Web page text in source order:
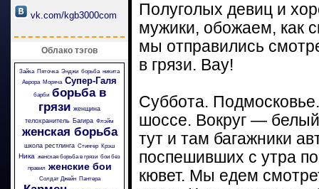
vk.com/kgb3000com
Облако тэгов
Зайка Пяточка Энджи борьба никита
Аврора Моряча Супер-Галя
барби борьба в
грязи женщина
телохранитель Багира Флэйм
женская борьба
школа рестлинга Стингер Крэш
Ника женская борьба в грязи бои без
правил женские бои
Солдат Джейн Пантера
Полуголых девиц и
мужики, обожаем, как
мы отправились
в грязи. Вау!
Суббота.
шоссе. Вокруг —
тут и там багажники
поспешивших с утра
кювет. Мы едем